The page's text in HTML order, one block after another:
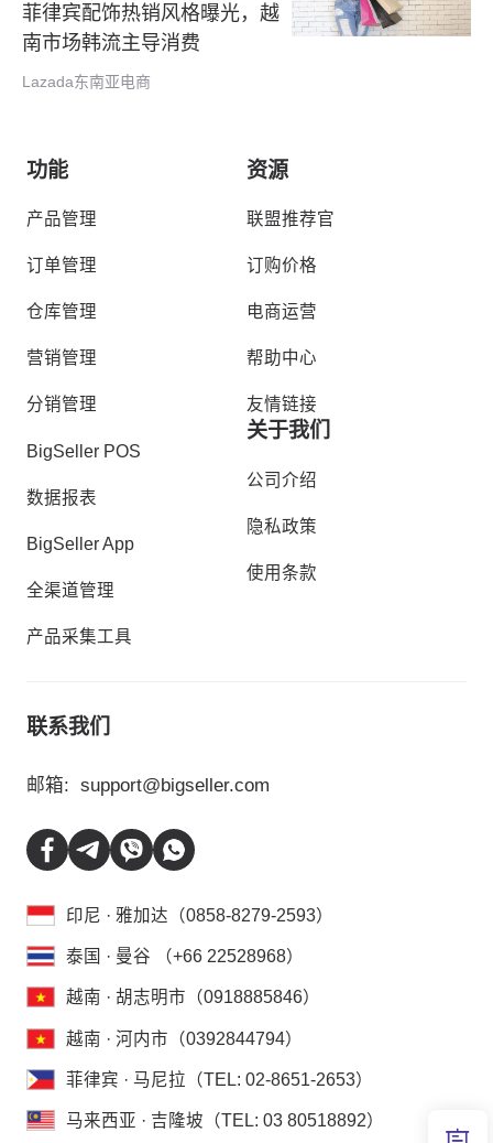
菲律宾配饰热销风格曝光，越
南市场韩流主导消费
Lazada东南亚电商
功能
产品管理
订单管理
仓库管理
营销管理
分销管理
BigSeller POS
数据报表
BigSeller App
全渠道管理
产品采集工具
资源
联盟推荐官
订购价格
电商运营
帮助中心
友情链接
关于我们
公司介绍
隐私政策
使用条款
联系我们
邮箱: support@bigseller.com
印尼 · 雅加达（0858-8279-2593）
泰国 · 曼谷 （+66 22528968）
越南 · 胡志明市（0918885846）
越南 · 河内市（0392844794）
菲律宾 · 马尼拉（TEL: 02-8651-2653）
马来西亚 · 吉隆坡（TEL: 03 80518892）